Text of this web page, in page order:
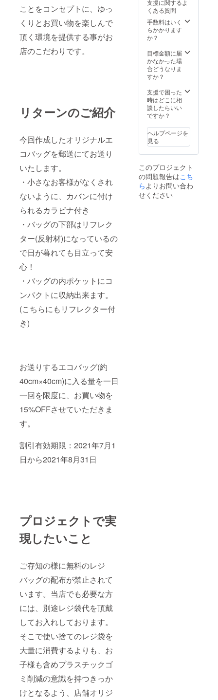
ことをコンセプトに、ゆっ
くりとお買い物を楽しんで
頂く環境を提供する事がお
店のこだわりです。
リターンのご紹介
今回作成したオリジナルエ
コバッグを郵送にてお送り
いたします。
・小さなお客様がなくされ
ないように、カバンに付け
られるカラビナ付き
・バッグの下部はリフレク
ター(反射材)になっているの
で日が暮れても目立って安
心！
・バッグの内ポケットにコ
ンパクトに収納出来ます。
(こちらにもリフレクター付
き)
お送りするエコバッグ(約
40cm×40cm)に入る量を一日
一回を限度に、お買い物を
15%OFFさせていただきま
す。
割引有効期限：2021年7月1
日から2021年8月31日
プロジェクトで実
現したいこと
ご存知の様に無料のレジ
バッグの配布が禁止されて
います。当店でも必要な方
には、別途レジ袋代を頂戴
してお入れしております。
そこで使い捨てのレジ袋を
大量に消費するよりも、お
子様も含めプラスチックゴ
ミ削減の意識を持つきっか
けとなるよう、店舗オリジ
8月31日
店舗所
在地
(イオン
モール
らら
ぽーと
EXPOCI
TY、イ
モール
伊丹昆
陽、つ
かし
らぽー
と甲子
園、神
戸ハー
ンド
mosaic
、イオ
ンモー
ル姫路
支援に関するよ
くある質問
手数料はいく
らかかります
か？
目標金額に届
かなかった場
合どうなりま
すか？
支援で困った
時はどこに相
談したらいい
ですか？
ヘルプページを
見る
このプロジェクト
の問題報告はこち
ら よりお問い合わ
せください